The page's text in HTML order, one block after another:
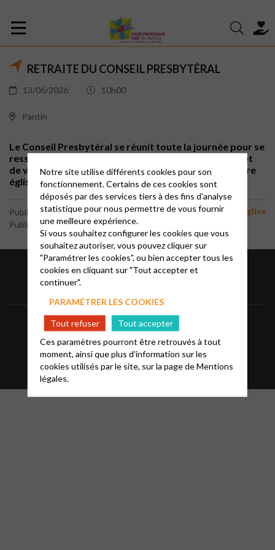
RETRAITE DU CONSEIL PRESBYTÉRAL
13/06/2026 10h00
Pantin
Le Conseil Presbytéral se réunit toute la journée pour se
ressourcer, prier, faire le point sur l'avancée du Projet
de vie et tracer des perspectives nouvelles pour notre
église.
Publié le 24 février 2026
Publié par le webmaster
Vie de l'église
Informations Mentions légales
Glossaire Contact
Notre site utilise différents cookies pour son
fonctionnement. Certains de ces cookies sont
déposés par des services tiers à des fins d'analyse
statistique pour nous permettre de vous fournir
une meilleure expérience.
Si vous souhaitez configurer les cookies que vous
souhaitez autoriser, vous pouvez cliquer sur
"Paramétrer les cookies", ou bien accepter tous les
cookies en cliquant sur "Tout accepter et
continuer".
PARAMÉTRER LES COOKIES
Tout refuser
Tout accepter
Ces paramètres pourront être retrouvés à tout
moment, ainsi que plus d'information sur les
cookies utilisés par le site, sur la page deMentions
légales.